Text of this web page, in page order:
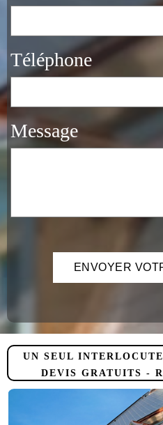
Téléphone
Message
UN SEUL
DEVIS GRATUITS -